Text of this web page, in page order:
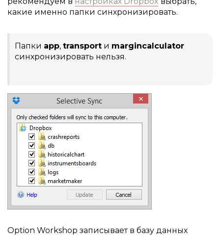
какие именно папки синхронизировать.
Папки app, transport и margincalculator
синхронизировать нельзя.
Option Workshop записывает в базу данных